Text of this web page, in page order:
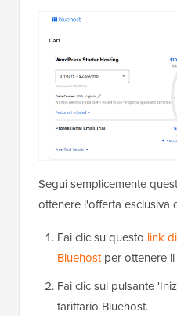
Segui semplicemente
ottenere l'offerta esclusiva
Fai clic su questo link
Bluehostper ottenere il
Fai clic sul pulsante
tariffario Bluehost.